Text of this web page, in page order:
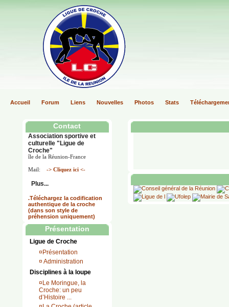
Accueil Forum Liens Nouvelles Photos Stats
Contact
Association sportive et
culturelle "Ligue de
Croche"
île de la Réunion-France
Mail: -> Cliquez ici <-
Plus...
.Téléchargez la codification
authentique de la croche
(dans son style de
préhension uniquement)
Présentation
Ligue de Croche
¤ Présentation
¤ Administration
Disciplines à la loupe
¤ Le Moringue, la
Croche: un peu
d’Histoire ...